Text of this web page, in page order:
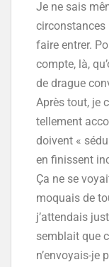
Je ne sais
circonstances
faire entrer.
compte, là,
de drague
Après tout, je
tellement
doivent «
en finissent
Ça ne se
moquais de
j’attendais
semblait que
n’envoyais-je